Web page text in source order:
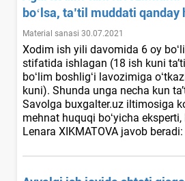
boʻlsa, ta’til muddati qanday
Material sanasi 30.07.2021
Xodim ish yili davomida 6 oy
stifatida ishlagan (18 ish kuni
boʻlim boshligʻi lavozimiga
kuni). Shunda unga necha kun
Savolga buxgalter.uz iltimosiga
mehnat huquqi boʻyicha
Lenara XIKMATOVA javob beradi: